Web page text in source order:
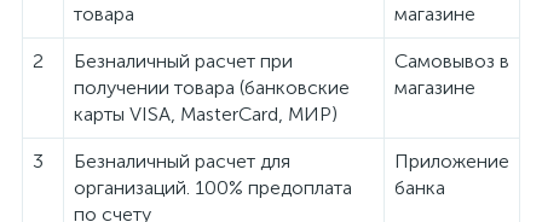
товара
магазине
2
Безналичный расчет при
получении товара (банковские
карты VISA, MasterCard, МИР)
Самовывоз в
магазине
3
Безналичный расчет для
организаций. 100% предоплата
по счету
Приложение
банка